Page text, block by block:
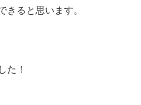
きると思います。
た！